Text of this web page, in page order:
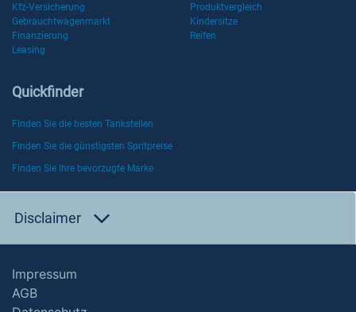
Kfz-Versicherung
Produktvergleich
Gebrauchtwagenmarkt
Kindersitze
Finanzierung
Reifen
Leasing
Quickfinder
Finden Sie die besten Tankstellen
Finden Sie die günstigsten Spritpreise
Finden Sie Ihre bevorzugte Marke
Disclaimer
Impressum
AGB